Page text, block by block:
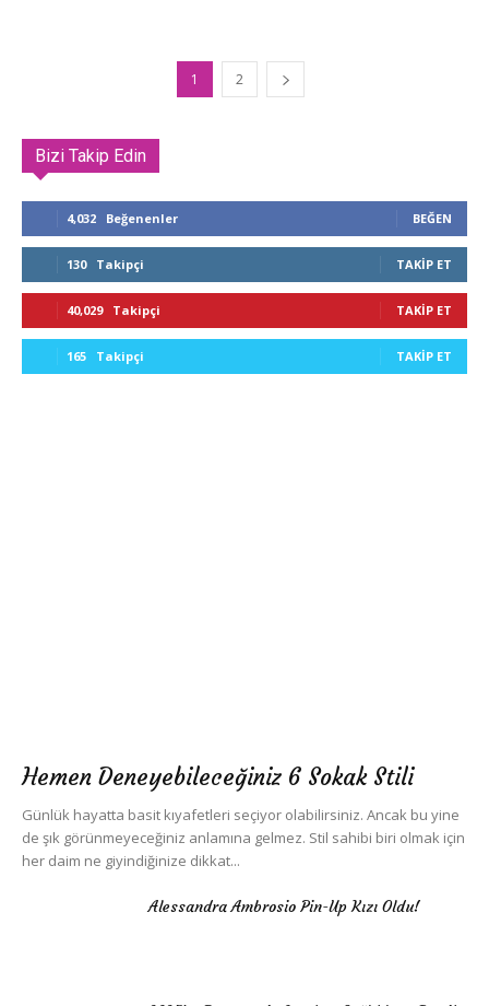
1 2
Bizi Takip Edin
4,032 Beğenenler BEĞEN
130 Takipçi TAKIP ET
40,029 Takipçi TAKIP ET
165 Takipçi TAKIP ET
Hemen Deneyebileceğiniz 6 Sokak Stili
Günlük hayatta basit kıyafetleri seçiyor olabilirsiniz. Ancak bu yine
de şık görünmeyeceğiniz anlamına gelmez. Stil sahibi biri olmak için
her daim ne giyindiğinize dikkat...
Alessandra Ambrosio Pin-Up Kızı Oldu!